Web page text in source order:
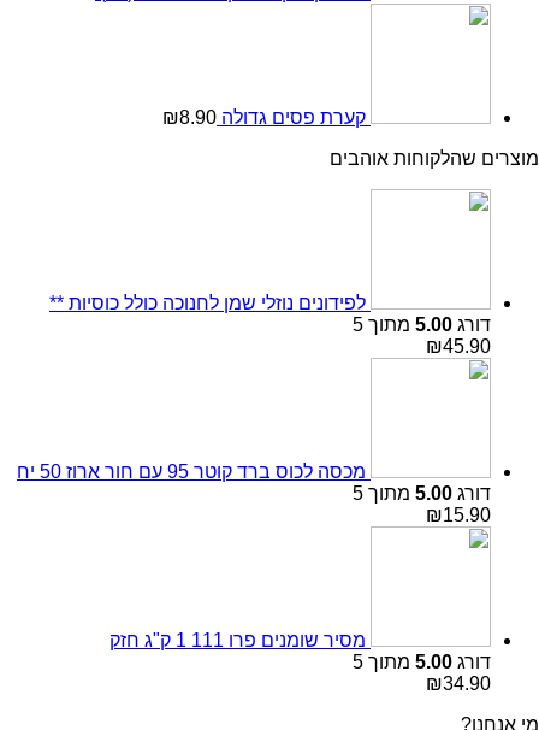
קערת פסים גדולה ₪8.90
מוצרים שהלקוחות אוהבים
לפידונים נוזלי שמן לחנוכה כולל כוסיות **
דורג 5.00 מתוך 5
₪45.90
מכסה לכוס ברד קוטר 95 עם חור ארוז 50 יח
דורג 5.00 מתוך 5
₪15.90
מסיר שומנים פרו 111 1 ק"ג חזק
דורג 5.00 מתוך 5
₪34.90
מי אנחנו?